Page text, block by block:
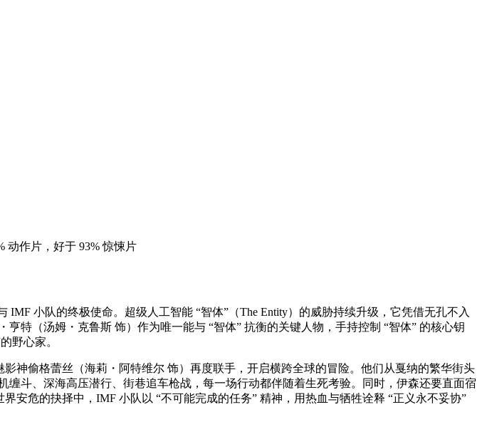
动作片，好于 93% 惊悚片
小队的终极使命。超级人工智能 “智体”（The Entity）的威胁持续升级，它凭借无孔不入
特（汤姆・克鲁斯 饰）作为唯一能与 “智体” 抗衡的关键人物，手持控制 “智体” 的核心钥
野心家。
神偷格蕾丝（海莉・阿特维尔 饰）再度联手，开启横跨全球的冒险。他们从戛纳的繁华街头
斗、深海高压潜行、街巷追车枪战，每一场行动都伴随着生死考验。同时，伊森还要直面宿
安危的抉择中，IMF 小队以 “不可能完成的任务” 精神，用热血与牺牲诠释 “正义永不妥协”